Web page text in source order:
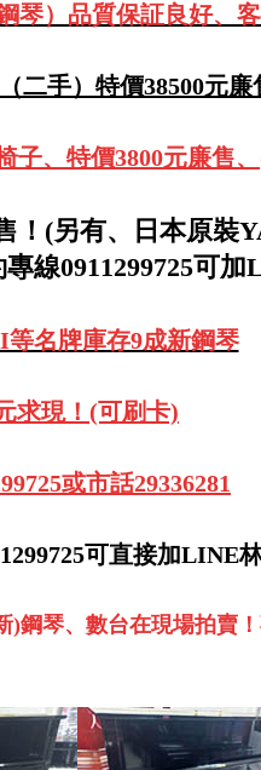
）品質保証良好、客
二手）特價38500元廉
、特價3800元廉售、
！(另有、日本原裝
線0911299725可加
名牌庫存9成新鋼琴
求現！(可刷卡)
或市話29336281
可直接加LINE
)鋼琴、數台在現場拍賣